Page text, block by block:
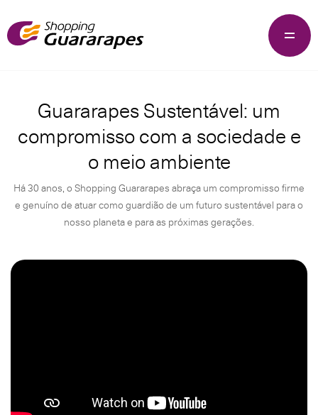
Guararapes Sustentável: um
compromisso com a sociedade e
o meio ambiente
Há 30 anos, o Shopping Guararapes abraça um compromisso firme
e genuíno de atuar como guardião de um futuro sustentável para o
nosso planeta e para as próximas gerações.